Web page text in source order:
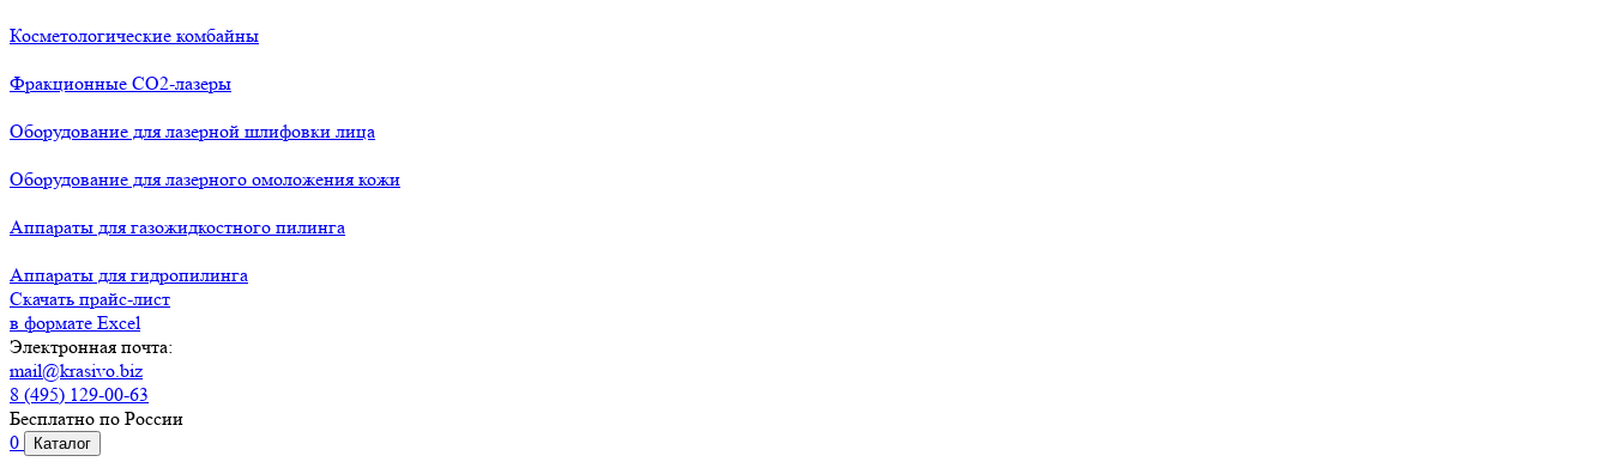
Косметологические комбайны
Фракционные СО2-лазеры
Оборудование для лазерной шлифовки лица
Оборудование для лазерного омоложения кожи
Аппараты для газожидкостного пилинга
Аппараты для гидропилинга
Скачать прайс-лист
в формате Excel
Электронная почта:
mail@krasivo.biz
8 (495) 129-00-63
Бесплатно по России
0
Каталог